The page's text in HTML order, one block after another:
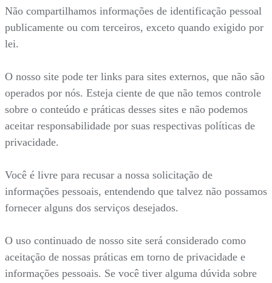
Não compartilhamos informações de identificação pessoal
publicamente ou com terceiros, exceto quando exigido por
lei.
O nosso site pode ter links para sites externos, que não são
operados por nós. Esteja ciente de que não temos controle
sobre o conteúdo e práticas desses sites e não podemos
aceitar responsabilidade por suas respectivas políticas de
privacidade.
Você é livre para recusar a nossa solicitação de
informações pessoais, entendendo que talvez não possamos
fornecer alguns dos serviços desejados.
O uso continuado de nosso site será considerado como
aceitação de nossas práticas em torno de privacidade e
informações pessoais. Se você tiver alguma dúvida sobre